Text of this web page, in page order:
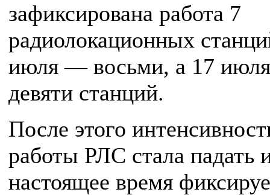
зафиксирована работа 7
радиолокационных
июля — восьми, а 17
девяти станций.
После этого
работы РЛС стала падать
настоящее время